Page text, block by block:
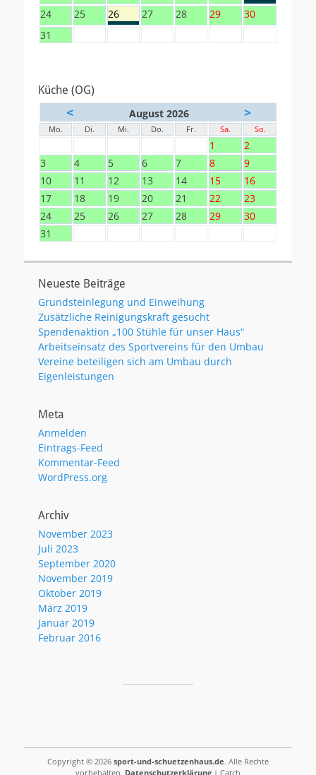
24
25 26 27 28 29
30
31
Küche (OG)
< August 2026 >
Mo. Di. Mi. Do. Fr. Sa. So.
1
2
3
4 5 6 7 8
9
10
11 12 13 14 15
16
17
18 19 20 21 22
23
24
25 26 27 28 29
30
31
Neueste Beiträge
Grundsteinlegung und Einweihung
Zusätzliche Reinigungskraft gesucht
Spendenaktion „100 Stühle für unser Haus“
Arbeitseinsatz des Sportvereins für den Umbau
Vereine beteiligen sich am Umbau durch
Eigenleistungen
Meta
Anmelden
Eintrags-Feed
Kommentar-Feed
WordPress.org
Archiv
November 2023
Juli 2023
September 2020
November 2019
Oktober 2019
März 2019
Januar 2019
Februar 2016
Copyright © 2026 sport-und-schuetzenhaus.de. Alle Rechte
vorbehalten. Datenschutzerklärung | Catch